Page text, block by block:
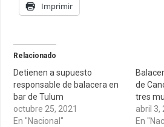
Imprimir
Relacionado
Detienen a supuesto
responsable de balacera en
bar de Tulum
octubre 25, 2021
En "Nacional"
de
tres
abril 3,
En